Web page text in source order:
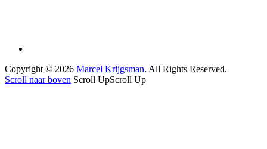
Copyright © 2026 Marcel Krijgsman. All Rights Reserved.
Scroll naar boven Scroll UpScroll Up